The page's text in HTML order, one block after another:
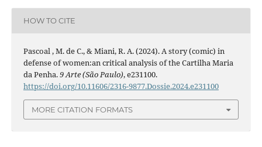
HOW TO CITE
Pascoal , M. de C., & Miani, R. A. (2024). A story (comic) in
defense of women:an critical analysis of the Cartilha Maria
da Penha.9 Arte (São Paulo), e231100.
https://doi.org/10.11606/2316-9877.Dossie.2024.e231100
MORE CITATION FORMATS